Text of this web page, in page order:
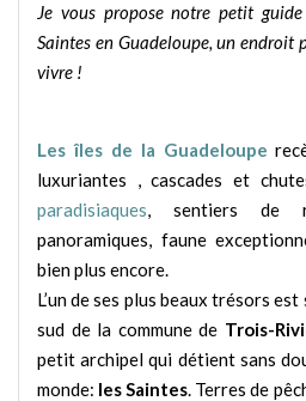
Je vous propose notre petit
Saintes en Guadeloupe, un
vivre !
Les îles de la Guadeloupe
luxuriantes , cascades et
paradisiaques, sentiers de
panoramiques, faune
bien plus encore.
L’un de ses plus beaux trésors
sud de la commune de Trois-
petit archipel qui détient sans
monde: les Saintes. Terres de